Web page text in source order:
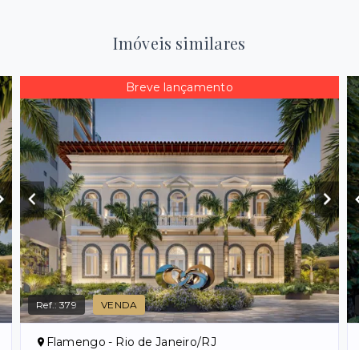
Imóveis similares
Breve lançamento
Ref.:379 VENDA
Flamengo - Rio de Janeiro/RJ